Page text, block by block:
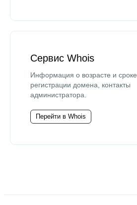
Сервис Whois
Информация о возрасте и сроке
регистрации домена, контакты
администратора.
Перейти в Whois